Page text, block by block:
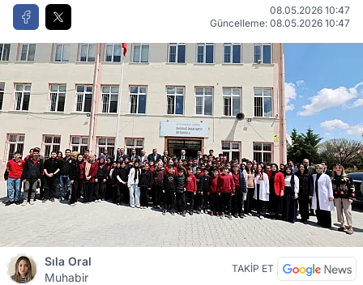
08.05.2026 10:47
Güncelleme: 08.05.2026 10:47
Sıla Oral
Muhabir
TAKİP ET